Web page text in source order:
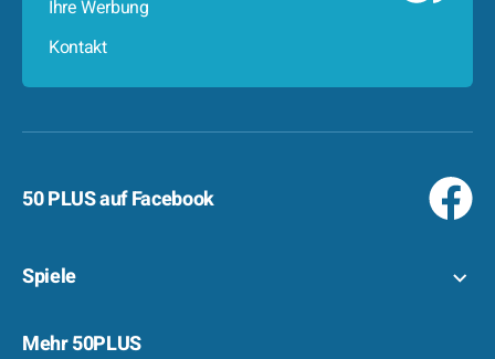
Ihre Werbung
Kontakt
50 PLUS auf Facebook
Spiele
Mehr 50PLUS